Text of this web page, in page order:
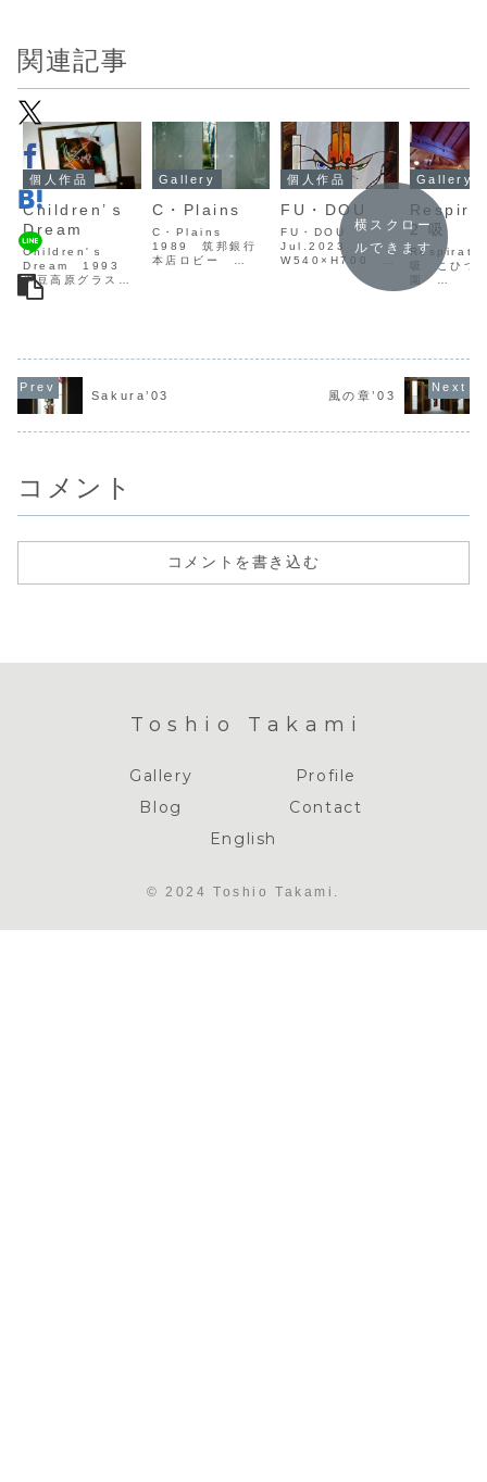
関連記事
個人作品
Children’ｓ
Dream
Children'ｓ
Dream 1993
伊豆高原グラスマ
レライ美術館収
Izukorgen
Glass Malerei
Museum
Gallery
C・Plains
C・Plains
1989 筑邦銀行
本店ロビー
Entrance hall
個人作品
FU・DOU
FU・DOU
Jul.2023
W540×H700 個
人収蔵 FU・
Gallery
2 吸
吸 こひつ
園
横スクロー
ルできます
Sakura’03 風の章’03
コメント
コメントを書き込む
Toshio Takami
Gallery
Profile
Blog
Contact
English
© 2024 Toshio Takami.